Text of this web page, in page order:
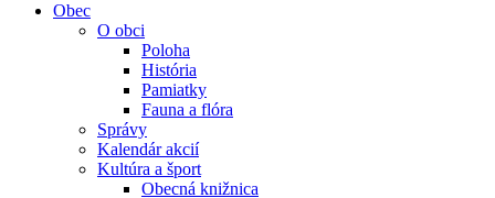
Obec
O obci
Poloha
História
Pamiatky
Fauna a flóra
Správy
Kalendár akcií
Kultúra a šport
Obecná knižnica